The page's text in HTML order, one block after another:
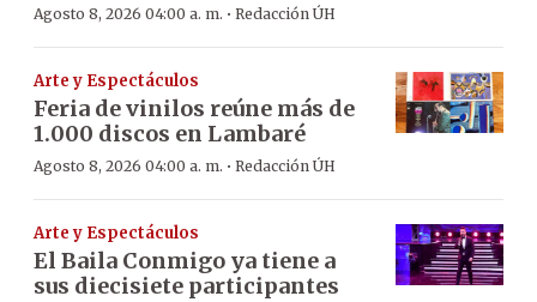
Agosto 8, 2026 04:00 a. m. · Redacción ÚH
Arte y Espectáculos
Feria de vinilos reúne más de
1.000 discos en Lambaré
Agosto 8, 2026 04:00 a. m. · Redacción ÚH
Arte y Espectáculos
El Baila Conmigo ya tiene a
sus diecisiete participantes